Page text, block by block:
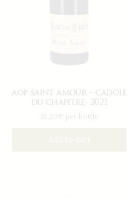
aop saint amour – cadole
du chapitre- 2021
15,20€ per bottle